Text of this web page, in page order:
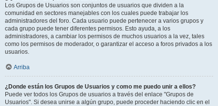
Los Grupos de Usuarios son conjuntos de usuarios que dividen a la
comunidad en sectores manejables con los cuales puede trabajar los
administradores del foro. Cada usuario puede pertenecer a varios grupos y
cada grupo puede tener diferentes permisos. Esto ayuda, a los
administradores, a cambiar los permisos de muchos usuarios a la vez, tales
como los permisos de moderador, o garantizar el acceso a foros privados a los
usuarios.
Arriba
¿Donde están los Grupos de Usuarios y como me puedo unir a ellos?
Puede ver todos los Grupos de usuarios a través del enlace "Grupos de
Usuarios". Si desea unirse a algún grupo, puede proceder haciendo clic en el